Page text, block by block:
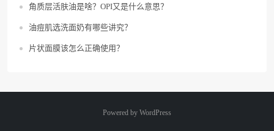
角质层活肤油是啥？OPI又是什么意思？
油痘肌选洗面奶有哪些讲究？
片状面膜该怎么正确使用？
Powered by WordPress